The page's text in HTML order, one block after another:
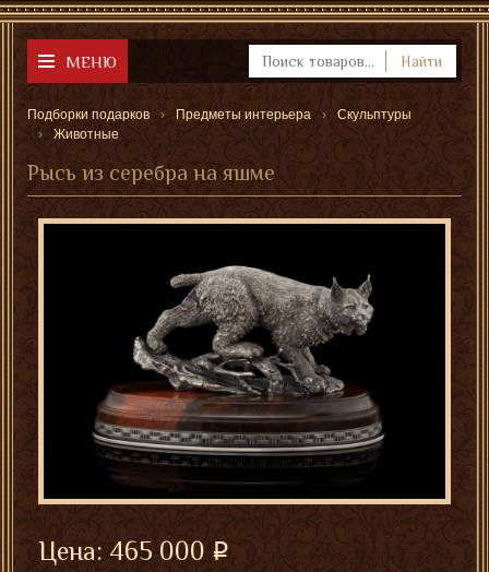
МЕНЮ Найти
Подборки подарков Предметы интерьера
Скульптуры
Животные
Рысь из серебра на яшме
Цена:465 000